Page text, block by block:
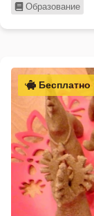
Образование
Бесплатно